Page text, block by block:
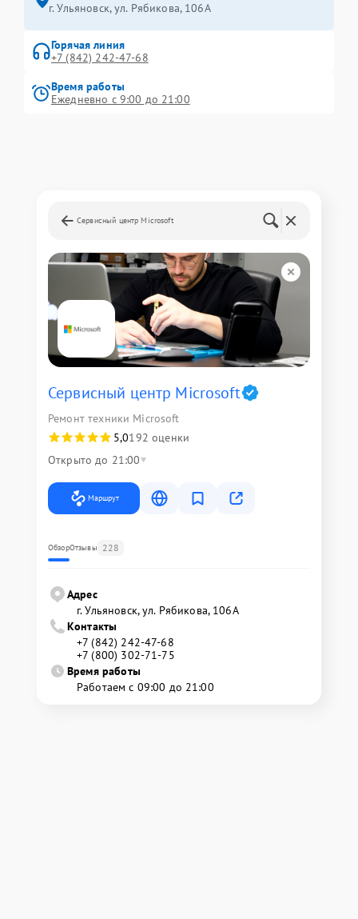
г. Ульяновск, ул. Рябикова, 106А
Горячая линия
+7 (842) 242-47-68
Время работы
Ежедневно с 9:00 до 21:00
Сервисный центр Microsoft
Сервисный центр Microsoft
Ремонт техники Microsoft
5,0192 оценки
Открыто до 21:00
Маршрут
ОбзорОтзывы 228
Адрес
г. Ульяновск, ул. Рябикова, 106А
Контакты
+7 (842) 242-47-68
+7 (800) 302-71-75
Время работы
Работаем с 09:00 до 21:00